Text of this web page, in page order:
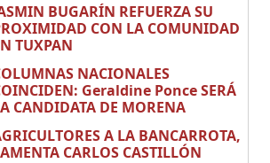
BUGARÍN REFUERZA SU
CON LA COMUNIDAD
TUXPAN
NACIONALES
Geraldine Ponce SERÁ
CANDIDATA DE MORENA
A LA BANCARROTA,
CARLOS CASTILLÓN